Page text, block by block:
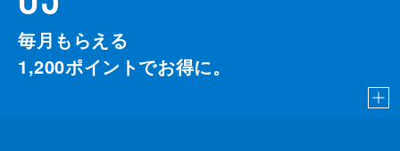
毎月もらえる
1,200ポイントでお得に。